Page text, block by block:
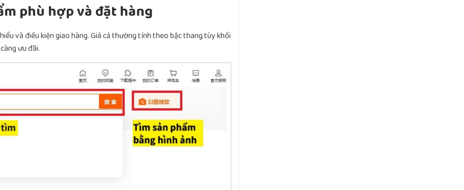
phù hợp và đặt hàng
và điều kiện giao hàng. Giá cả thường tính theo bậc thang tùy khối
ưu đãi.